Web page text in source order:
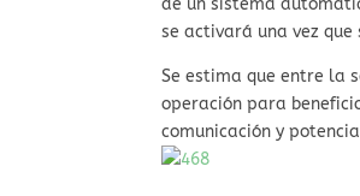
de un sistema
se activará una vez
Se estima que entre la
operación para
comunicación y